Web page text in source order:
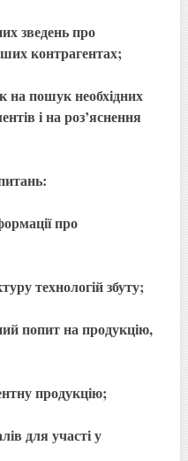
про
контрагентах;
необхідних
і на роз’яснення
про
технологій збуту;
на продукцію,
продукцію;
для участі у